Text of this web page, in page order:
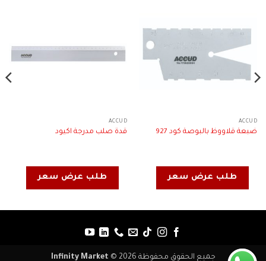
ACCUD
ضبعة قلاووظ بالبوصة كود 927
طلب عرض سعر
ACCUD
قدة صلب مدرجة اكيود
طلب عرض سعر
جميع الحقوق محفوظة 2026 © Infinity Market